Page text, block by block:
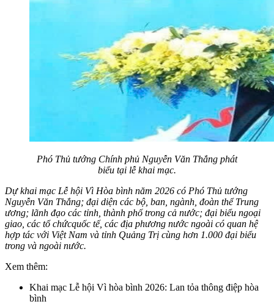
Phó Thủ tướng Chính phủ Nguyễn Văn Thắng phát
biểu tại lễ khai mạc.
Dự khai mạc Lễ hội Vì Hòa bình năm 2026 có Phó Thủ tướng
Nguyễn Văn Thắng; đại diện các bộ, ban, ngành, đoàn thể Trung
ương; lãnh đạo các tỉnh, thành phố trong cả nước; đại biểu ngoại
giao, các tổ chứcquốc tế, các địa phương nước ngoài có quan hệ
hợp tác với Việt Nam và tỉnh Quảng Trị cùng hơn 1.000 đại biểu
trong và ngoài nước.
Xem thêm:
Khai mạc Lễ hội Vì hòa bình 2026: Lan tỏa thông điệp hòa
bình